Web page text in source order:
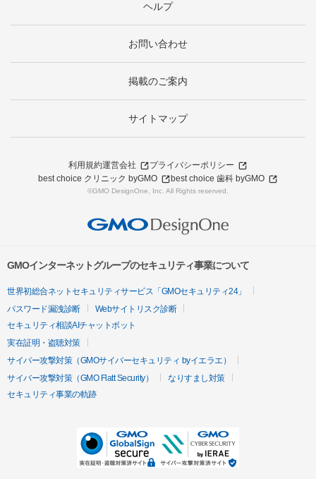
ヘルプ
お問い合わせ
掲載のご案内
サイトマップ
利用規約運営会社
プライバシーポリシー
best choice クリニック byGMO
best choice 歯科 byGMO
©GMO DesignOne, Inc. All Rights reserved.
GMOインターネットグループのセキュリティ事業について
世界初総合ネットセキュリティサービス「GMOセキュリティ24」
パスワード漏洩診断
Webサイトリスク診断
セキュリティ相談AIチャットボット
実在証明・盗聴対策
サイバー攻撃対策（GMOサイバーセキュリティ byイエラエ）
サイバー攻撃対策（GMO Flatt Security）
なりすまし対策
セキュリティ事業の軌跡